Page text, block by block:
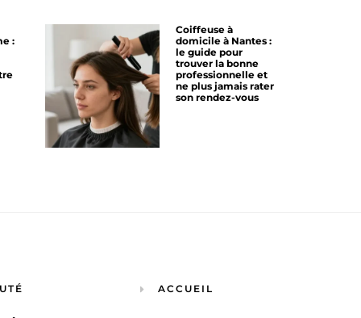
:
Coiffeuse à
domicile à Nantes :
le guide pour
trouver la bonne
professionnelle et
ne plus jamais rater
son rendez-vous
ACCUEIL